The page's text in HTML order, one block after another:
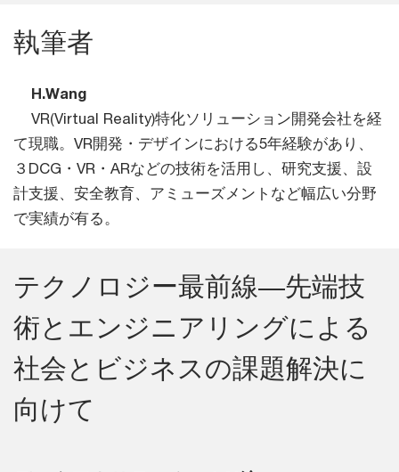
執筆者
VR(Virtual Reality)特化ソリューション
開発会社を経て現職。VR開発・デザイ
ンにおける5年経験があり、３DCG・V
R・ARなどの技術を活用し、研究支援、
設計支援、安全教育、アミューズメントなど幅広い分
テクノロジー最前線―先端技
術とエンジニアリングによる
社会とビジネスの課題解決に
向けて